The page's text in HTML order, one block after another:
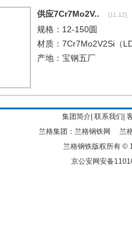
集团简介 联系我们
兰格集团： 兰格钢铁网
兰
兰格钢铁版权所有 ©
京公安网安备